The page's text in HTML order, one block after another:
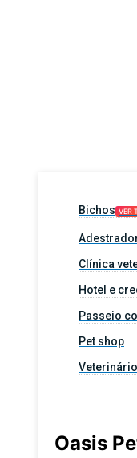
Bichos VER
Clínica
Hotel e
Passeio
Pet shop
Veterinário
Oasis